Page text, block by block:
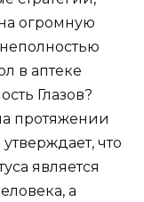
огромную
в аптеке
Глазов?
протяжении
что
является
а